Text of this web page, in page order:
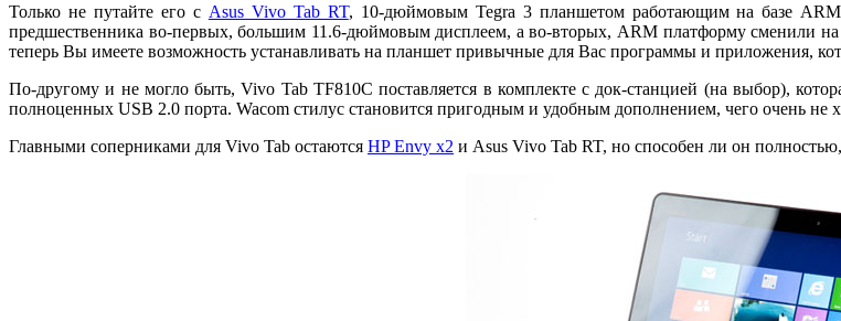
Только не путайте его с Asus Vivo Tab RT, 10-дюймовым Tegra 3 планшетом работающим на базе
предшественника во-первых, большим 11.6-дюймовым дисплеем, а во-вторых, ARM платформу сменили
теперь Вы имеете возможность устанавливать на планшет привычные для Вас программы и приложения,
По-другому и не могло быть, Vivo Tab TF810C поставляется в комплекте с док-станцией (на выбор),
полноценных USB 2.0 порта. Wacom стилус становится пригодным и удобным дополнением, чего очень не
Главными соперниками для Vivo Tab остаются HP Envy x2 и Asus Vivo Tab RT, но способен ли он